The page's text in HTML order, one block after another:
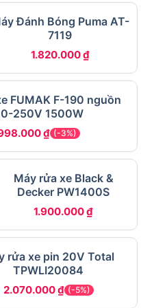
Tiếp theo, hãy
thực tế của chiếc
đối tượng sử
1300
dụng của Makita HW
năng, phù hợp với
các môi trường khác
dụng chính:
nước mạnh và đầu
Đánh Bóng Puma AT-
7119
1.820.000₫
FUMAK F-190 nguồn
250V 1500W
₫ (-3%)
Máy rửa xe Black &
Decker PW1400S
1.900.000₫
rửa xe pin 20V Total
TPWLI20084
2.070.000₫ (-5%)